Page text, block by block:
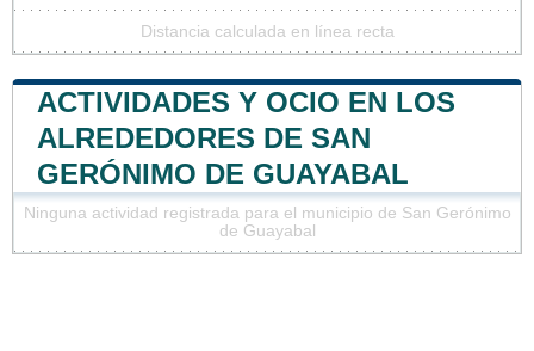
Distancia calculada en línea recta
ACTIVIDADES Y OCIO EN LOS
ALREDEDORES DE SAN
GERÓNIMO DE GUAYABAL
Ninguna actividad registrada para el municipio de San Gerónimo
de Guayabal